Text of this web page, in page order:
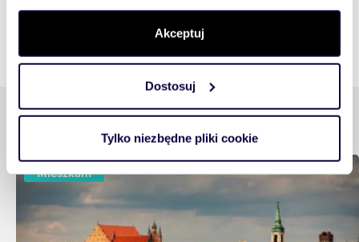
Gromadzić dane dotyczące Twojej lokalizacji
geograficznej z dokładnością nawet do kilku metrów
Identyfikować Twoje urządzenie, aktywnie analizując
czyli wirtualny odcisk palca)
Dowiedz się więcej odnośnie tego, jak Twoje osobiste
dane są przetwarzane oraz ustaw własne preferencje w
zmienić lub wycofać swoją zgodę w dowolnej chwili.
Wykorzystujemy pliki cookie do spersonalizowania treści
i reklam, aby oferować funkcje społecznościowe i
Akceptuj
Dostosuj
Tylko niezbędne pliki cookie
Podobne tematy
Mieszkam